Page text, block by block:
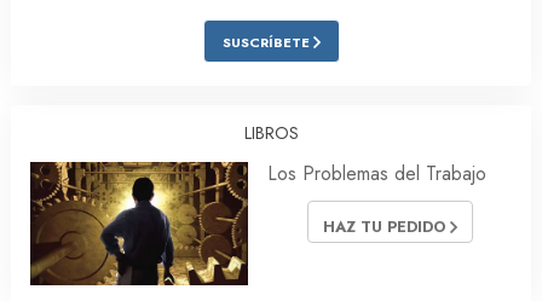
SUSCRÍBETE
LIBROS
Los Problemas del Trabajo
HAZ TU PEDIDO